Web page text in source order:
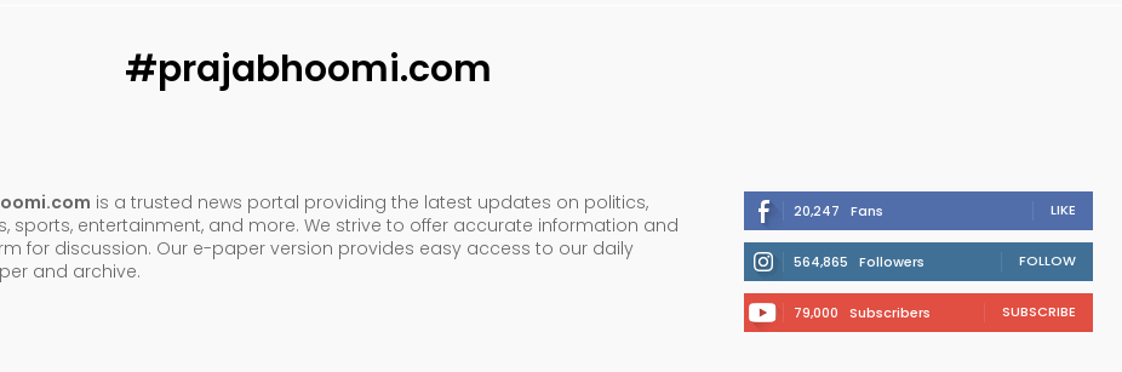
#prajabhoomi.com
is a trusted news portal providing the latest updates on politics,
sports, entertainment, and more. We strive to offer accurate information and
for discussion. Our e-paper version provides easy access to our daily
and archive.
20,247 Fans LIKE
564,865 Followers FOLLOW
79,000 Subscribers SUBSCRIBE